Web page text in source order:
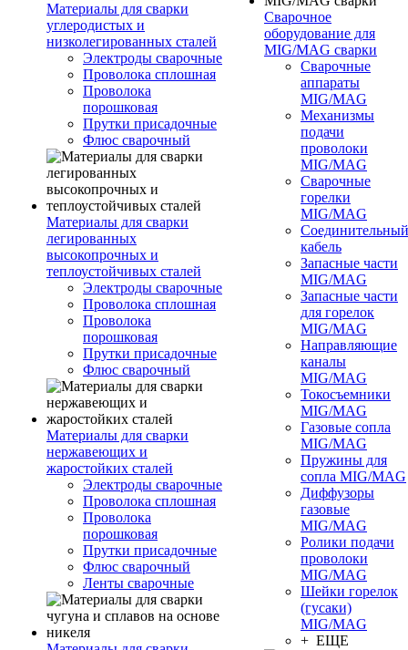
Материалы для сварки
углеродистых и
низколегированных сталей
Электроды сварочные
Проволока сплошная
Проволока
порошковая
Прутки присадочные
Флюс сварочный
Материалы для сварки
легированных
высокопрочных и
теплоустойчивых сталей
Электроды сварочные
Проволока сплошная
Проволока
порошковая
Прутки присадочные
Флюс сварочный
Материалы для сварки
нержавеющих и
жаростойких сталей
Электроды сварочные
Проволока сплошная
Проволока
порошковая
Прутки присадочные
Флюс сварочный
Ленты сварочные
Сварочное
оборудование для
MIG/MAG сварки
Сварочные
аппараты
MIG/MAG
Механизмы
подачи
проволоки
MIG/MAG
Сварочные
горелки
MIG/MAG
Соединительный
кабель
Запасные части
MIG/MAG
Запасные части
для горелок
MIG/MAG
Направляющие
каналы
MIG/MAG
Токосъемники
MIG/MAG
Газовые сопла
MIG/MAG
Пружины для
сопла MIG/MAG
Диффузоры
газовые
MIG/MAG
Ролики подачи
проволоки
MIG/MAG
Шейки горелок
(гусаки)
MIG/MAG
+ ЕЩЕ